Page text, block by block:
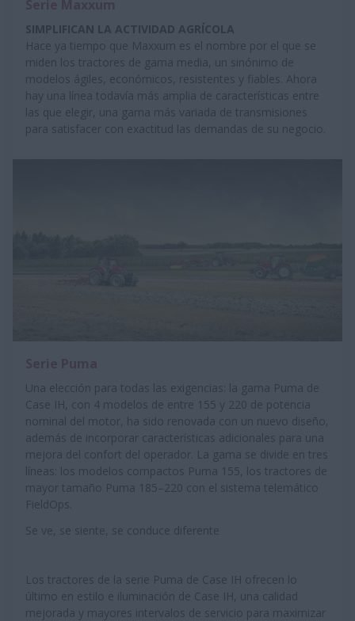
SIMPLIFICAN LA ACTIVIDAD AGRÍCOLA
Hace ya tiempo que Maxxum es el nombre por el que se
miden los tractores de gama media, un sinónimo de
modelos ágiles, económicos, resistentes y fiables. Ahora
hay una línea todavía más amplia de características entre
las que elegir, una gama más variada de transmisiones
para satisfacer con exactitud las demandas de su negocio.
Una elección para todas las exigencias: la gama Puma de
Case IH, con 4 modelos de entre 155 y 220 de potencia
nominal del motor, ha sido renovada con un nuevo diseño,
además de incorporar características adicionales para una
mejora del confort del operador. La gama se divide en tres
líneas: los modelos compactos Puma 155, los tractores de
mayor tamaño Puma 185–220 con el sistema telemático
FieldOps.
Se ve, se siente, se conduce diferente
Los tractores de la serie Puma de Case IH ofrecen lo
último en estilo e iluminación de Case IH, una calidad
mejorada y mayores intervalos de servicio para maximizar